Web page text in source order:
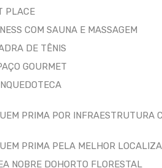
PLACE
COM SAUNA E MASSAGEM
DE TÊNIS
GOURMET
PRIMA POR INFRAESTRUTURA
PRIMA PELA MELHOR
NOBRE DOHORTO FLORESTAL